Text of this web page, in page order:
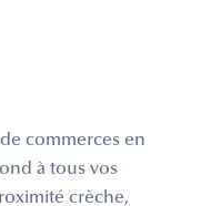
commerces en
à tous vos
crèche,